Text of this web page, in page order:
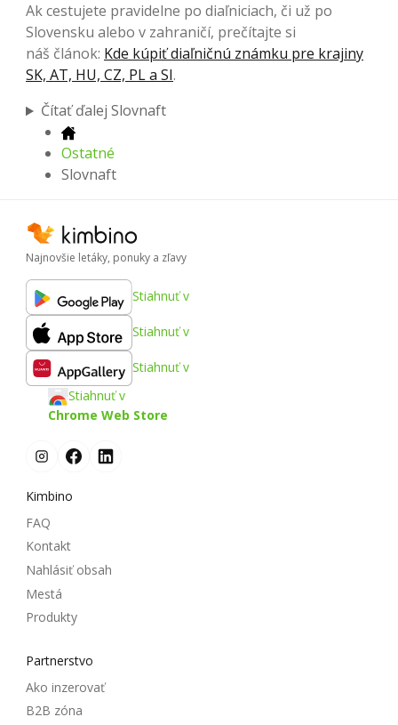
Ak cestujete pravidelne po diaľniciach, či už po
Slovensku alebo v zahraničí, prečítajte si
náš článok: Kde kúpiť diaľničnú známku pre krajiny
SK, AT, HU, CZ, PL a SI.
Čítať ďalej Slovnaft
Ostatné
Slovnaft
Najnovšie letáky, ponuky a zľavy
Stiahnuť v
Stiahnuť v
Stiahnuť v
Stiahnuť v
Chrome Web Store
Kimbino
FAQ
Kontakt
Nahlásiť obsah
Mestá
Produkty
Partnerstvo
Ako inzerovať
B2B zóna